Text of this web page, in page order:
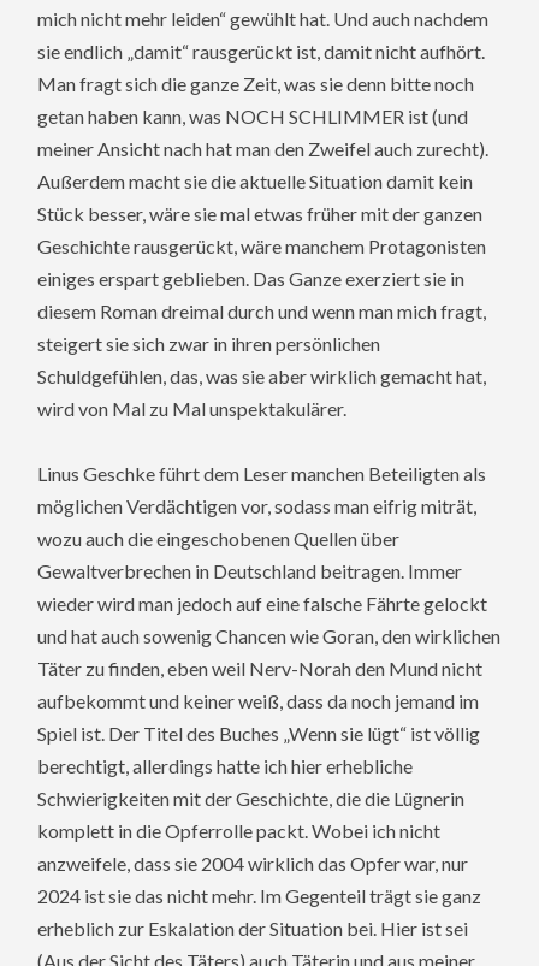
mich nicht mehr leiden“ gewühlt hat. Und auch nachdem
sie endlich „damit“ rausgerückt ist, damit nicht aufhört.
Man fragt sich die ganze Zeit, was sie denn bitte noch
getan haben kann, was NOCH SCHLIMMER ist (und
meiner Ansicht nach hat man den Zweifel auch zurecht).
Außerdem macht sie die aktuelle Situation damit kein
Stück besser, wäre sie mal etwas früher mit der ganzen
Geschichte rausgerückt, wäre manchem Protagonisten
einiges erspart geblieben. Das Ganze exerziert sie in
diesem Roman dreimal durch und wenn man mich fragt,
steigert sie sich zwar in ihren persönlichen
Schuldgefühlen, das, was sie aber wirklich gemacht hat,
wird von Mal zu Mal unspektakulärer.
Linus Geschke führt dem Leser manchen Beteiligten als
möglichen Verdächtigen vor, sodass man eifrig miträt,
wozu auch die eingeschobenen Quellen über
Gewaltverbrechen in Deutschland beitragen. Immer
wieder wird man jedoch auf eine falsche Fährte gelockt
und hat auch sowenig Chancen wie Goran, den wirklichen
Täter zu finden, eben weil Nerv-Norah den Mund nicht
aufbekommt und keiner weiß, dass da noch jemand im
Spiel ist. Der Titel des Buches „Wenn sie lügt“ ist völlig
berechtigt, allerdings hatte ich hier erhebliche
Schwierigkeiten mit der Geschichte, die die Lügnerin
komplett in die Opferrolle packt. Wobei ich nicht
anzweifele, dass sie 2004 wirklich das Opfer war, nur
2024 ist sie das nicht mehr. Im Gegenteil trägt sie ganz
erheblich zur Eskalation der Situation bei. Hier ist sei
(Aus der Sicht des Täters) auch Täterin und aus meiner